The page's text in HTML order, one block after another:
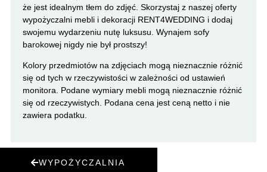
że jest idealnym tłem do zdjęć. Skorzystaj z naszej oferty
wypożyczalni mebli i dekoracji RENT4WEDDING i dodaj
swojemu wydarzeniu nutę luksusu. Wynajem sofy
barokowej nigdy nie był prostszy!
Kolory przedmiotów na zdjęciach mogą nieznacznie różnić
się od tych w rzeczywistości w zależności od ustawień
monitora. Podane wymiary mebli mogą nieznacznie różnić
się od rzeczywistych. Podana cena jest ceną netto i nie
zawiera podatku.
WYPOŻYCZALNIA